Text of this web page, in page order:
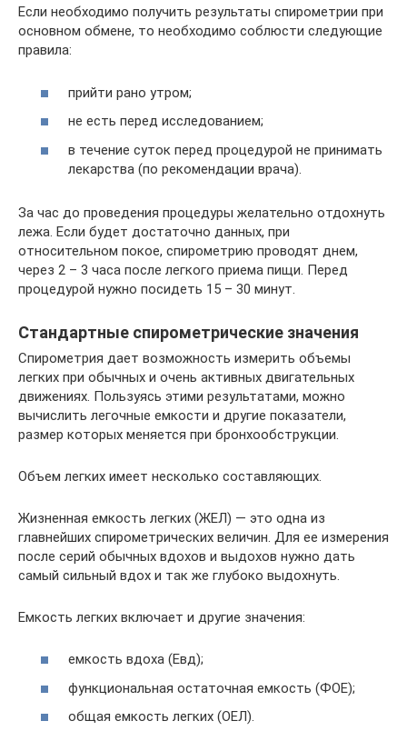
Если необходимо получить результаты спирометрии при
основном обмене, то необходимо соблюсти следующие
правила:
прийти рано утром;
не есть перед исследованием;
в течение суток перед процедурой не принимать
лекарства (по рекомендации врача).
За час до проведения процедуры желательно отдохнуть
лежа. Если будет достаточно данных, при
относительном покое, спирометрию проводят днем,
через 2 – 3 часа после легкого приема пищи. Перед
процедурой нужно посидеть 15 – 30 минут.
Стандартные спирометрические значения
Спирометрия дает возможность измерить объемы
легких при обычных и очень активных двигательных
движениях. Пользуясь этими результатами, можно
вычислить легочные емкости и другие показатели,
размер которых меняется при бронхообструкции.
Объем легких имеет несколько составляющих.
Жизненная емкость легких (ЖЕЛ) — это одна из
главнейших спирометрических величин. Для ее измерения
после серий обычных вдохов и выдохов нужно дать
самый сильный вдох и так же глубоко выдохнуть.
Емкость легких включает и другие значения:
емкость вдоха (Евд);
функциональная остаточная емкость (ФОЕ);
общая емкость легких (ОЕЛ).